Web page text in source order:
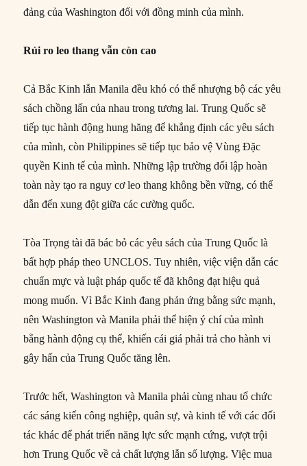
đảng của Washington đối với đồng minh của mình.
Rủi ro leo thang vẫn còn cao
Cả Bắc Kinh lẫn Manila đều khó có thể nhượng bộ các yêu
sách chồng lấn của nhau trong tương lai. Trung Quốc sẽ
tiếp tục hành động hung hăng để khẳng định các yêu sách
của mình, còn Philippines sẽ tiếp tục bảo vệ Vùng Đặc
quyền Kinh tế của mình. Những lập trường đối lập hoàn
toàn này tạo ra nguy cơ leo thang không bền vững, có thể
dẫn đến xung đột giữa các cường quốc.
Tòa Trọng tài đã bác bỏ các yêu sách của Trung Quốc là
bất hợp pháp theo UNCLOS. Tuy nhiên, việc viện dẫn các
chuẩn mực và luật pháp quốc tế đã không đạt hiệu quả
mong muốn. Vì Bắc Kinh đang phản ứng bằng sức mạnh,
nên Washington và Manila phải thể hiện ý chí của mình
bằng hành động cụ thể, khiến cái giá phải trả cho hành vi
gây hấn của Trung Quốc tăng lên.
Trước hết, Washington và Manila phải cùng nhau tổ chức
các sáng kiến công nghiệp, quân sự, và kinh tế với các đối
tác khác để phát triển năng lực sức mạnh cứng, vượt trội
hơn Trung Quốc về cả chất lượng lẫn số lượng. Việc mua